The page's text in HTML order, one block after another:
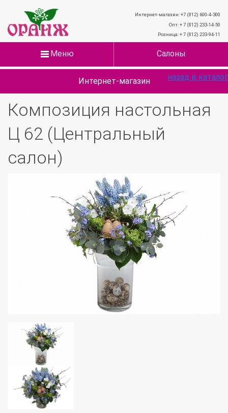
Интернет-магазин: +7 (812) 600-4-300
Опт: + 7 (812) 233-14-50
Розница: + 7 (812) 233-94-11
Меню Салоны
Интернет-магазин
Композиция настольная
Ц 62 (Центральный
салон)
назад в каталог